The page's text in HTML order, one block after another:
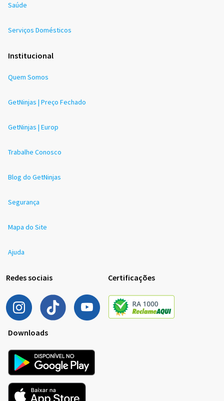
Saúde
Serviços Domésticos
Institucional
Quem Somos
GetNinjas | Preço Fechado
GetNinjas | Europ
Trabalhe Conosco
Blog do GetNinjas
Segurança
Mapa do Site
Ajuda
Redes sociais Certificações
Downloads